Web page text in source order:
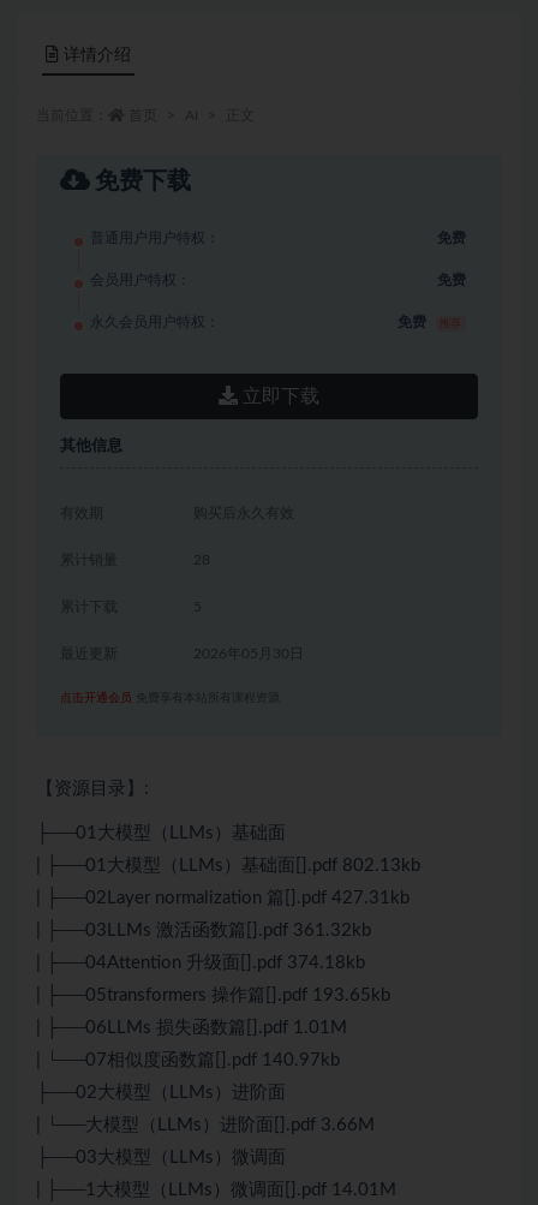
详情介绍
免费下载
普通用户用户特权： 免费
会员用户特权： 免费
永久会员用户特权： 免费
立即下载
其他信息
有效期 购买后永久有效
累计销量 28
累计下载 5
2026年05月30日
点击开通会员 免费享有本站所有课程资源
【资源目录】:
├──01大模型（LLMs）基础面
| ├──01大模型（LLMs）基础面[].pdf 802.13kb
| ├──02Layer normalization 篇[].pdf 427.31kb
| ├──03LLMs 激活函数篇[].pdf 361.32kb
| ├──04Attention 升级面[].pdf 374.18kb
| ├──05transformers 操作篇[].pdf 193.65kb
| ├──06LLMs 损失函数篇[].pdf 1.01M
| └──07相似度函数篇[].pdf 140.97kb
├──02大模型（LLMs）进阶面
| └──大模型（LLMs）进阶面[].pdf 3.66M
├──03大模型（LLMs）微调面
| ├──1大模型（LLMs）微调面[].pdf 14.01M